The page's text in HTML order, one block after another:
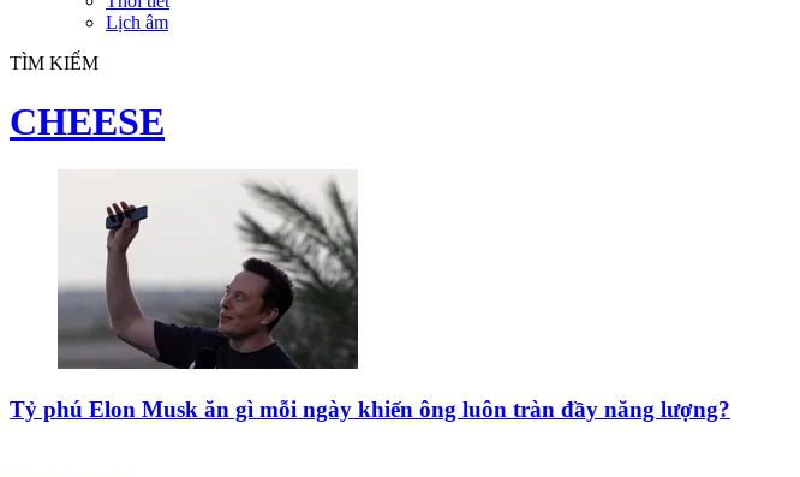
Lịch âm
TÌM KIẾM
CHEESE
Tỷ phú Elon Musk ăn gì mỗi ngày khiến ông luôn tràn đầy năng lượng?